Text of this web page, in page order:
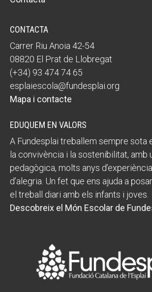
CONTACTA
Carrer Riu Anoia 42-54
08820 El Prat de Llobregat
(+34) 93 474 74 65
esplaiescola@fundesplai.org
Mapa i contacte
EDUQUEM EN VALORS
A Fundesplai treballem sempre sota
la convivència i la sostenibilitat, amb
pedagògica, molts anys
d’alegria. Un fet que ens ajuda a
el treball diari amb els infants i joves.
Descobreix el Món Escolar de